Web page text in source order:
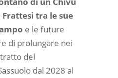
tra le sue
e le future
di prolungare nei
del
dal 2028 al